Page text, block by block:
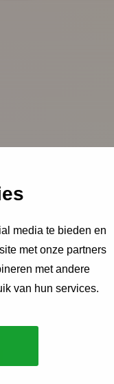
media te bieden en
met onze partners
met andere
van hun services.
en
de zorg.